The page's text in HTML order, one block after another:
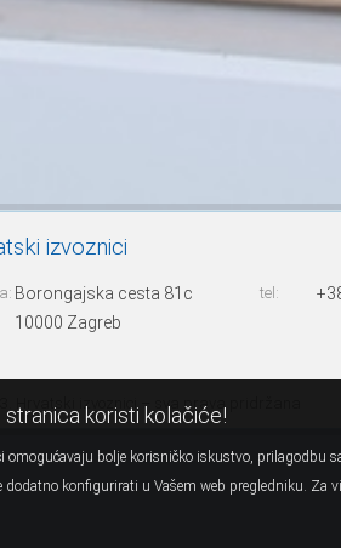
izvoznici
Borongajska cesta 81c
10000 Zagreb
tel:
Hrvatski izvoznici – sva prava pridržana
stranica koristi kolačiće!
omogućavaju bolje korisničko iskustvo, prilagodbu
dodatno konfigurirati u Vašem web pregledniku. Za